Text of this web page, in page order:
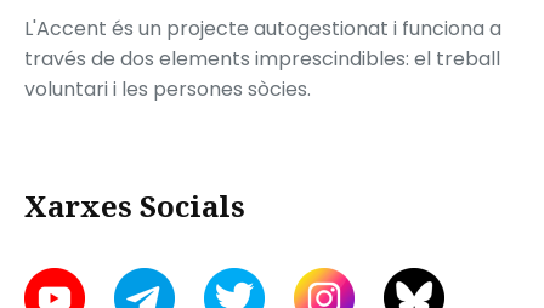
L'Accent és un projecte autogestionat i funciona a
través de dos elements imprescindibles: el treball
voluntari i les persones sòcies.
Xarxes Socials